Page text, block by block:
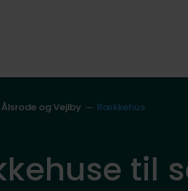
og Vejlby Rækkehus
til